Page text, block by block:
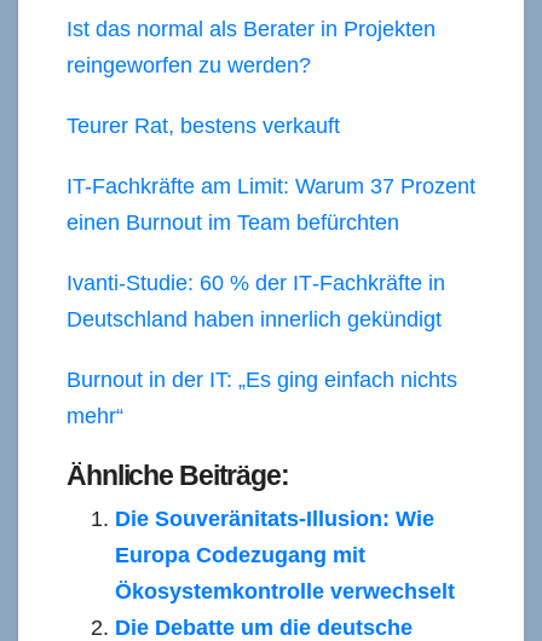
Ist das normal als Berater in Projekten
reingeworfen zu werden?
Teurer Rat, bestens verkauft
IT-Fachkräfte am Limit: Warum 37 Prozent
einen Burnout im Team befürchten
Ivanti‑Studie: 60 % der IT‑Fachkräfte in
Deutschland haben innerlich gekündigt
Burnout in der IT: „Es ging einfach nichts
mehr“
Ähnliche Beiträge:
Die Souveränitats-Illusion: Wie
Europa Codezugang mit
Ökosystemkontrolle verwechselt
Die Debatte um die deutsche